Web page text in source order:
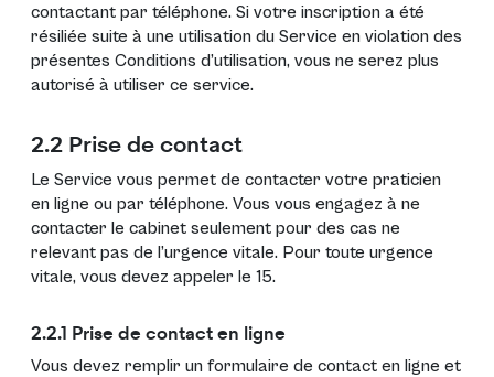
contactant par téléphone. Si votre inscription a été
résiliée suite à une utilisation du Service en violation des
présentes Conditions d’utilisation, vous ne serez plus
autorisé à utiliser ce service.
2.2 Prise de contact
Le Service vous permet de contacter votre praticien
en ligne ou par téléphone. Vous vous engagez à ne
contacter le cabinet seulement pour des cas ne
relevant pas de l’urgence vitale. Pour toute urgence
vitale, vous devez appeler le 15.
2.2.1 Prise de contact en ligne
Vous devez remplir un formulaire de contact en ligne et